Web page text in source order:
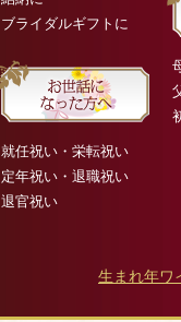
ブライダルギフトに
就任祝い・栄転祝い
定年祝い・退職祝い
退官祝い
生まれ年ワ